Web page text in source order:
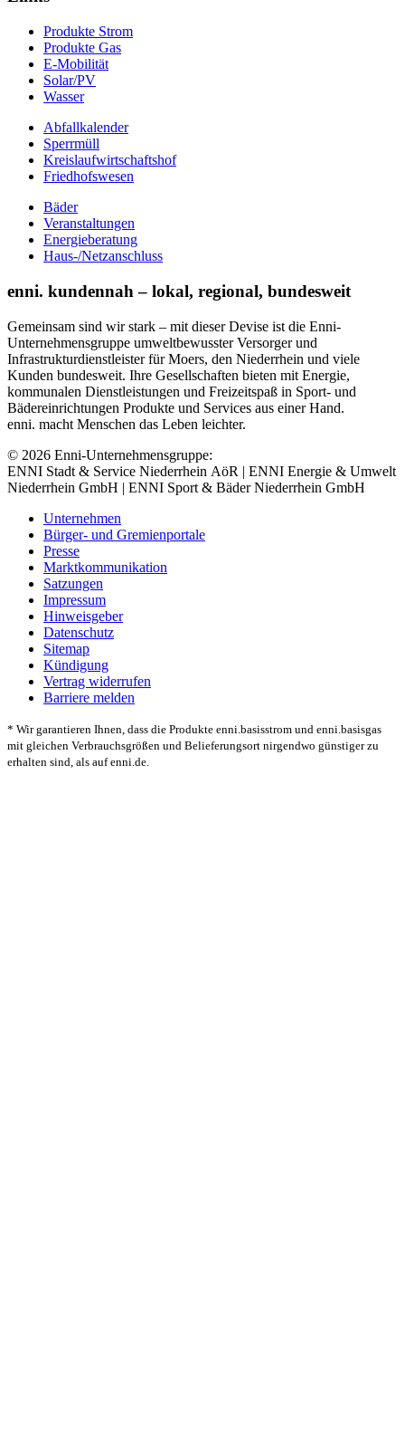
Produkte Strom
Produkte Gas
E-Mobilität
Solar/PV
Wasser
Abfallkalender
Sperrmüll
Kreislaufwirtschaftshof
Friedhofswesen
Bäder
Veranstaltungen
Energieberatung
Haus-/Netzanschluss
enni. kundennah – lokal, regional, bundesweit
Gemeinsam sind wir stark – mit dieser Devise ist die Enni-
Unternehmensgruppe umweltbewusster Versorger und
Infrastrukturdienstleister für Moers, den Niederrhein und viele
Kunden bundesweit. Ihre Gesellschaften bieten mit Energie,
kommunalen Dienstleistungen und Freizeitspaß in Sport- und
Bädereinrichtungen Produkte und Services aus einer Hand.
enni. macht Menschen das Leben leichter.
© 2026 Enni-Unternehmensgruppe:
ENNI Stadt & Service Niederrhein AöR | ENNI Energie & Umwelt
Niederrhein GmbH | ENNI Sport & Bäder Niederrhein GmbH
Unternehmen
Bürger- und Gremienportale
Presse
Marktkommunikation
Satzungen
Impressum
Hinweisgeber
Datenschutz
Sitemap
Kündigung
Vertrag widerrufen
Barriere melden
* Wir garantieren Ihnen, dass die Produkte enni.basisstrom und enni.basisgas
mit gleichen Verbrauchsgrößen und Belieferungsort nirgendwo günstiger zu
erhalten sind, als auf enni.de.